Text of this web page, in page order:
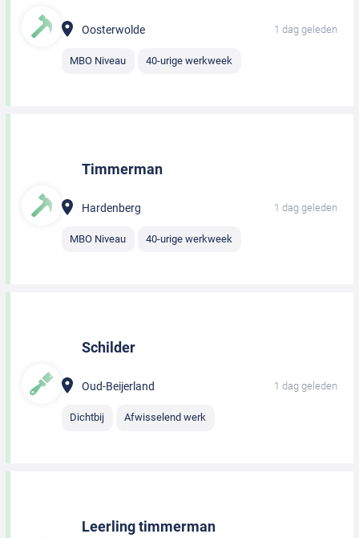
Oosterwolde 1 dag geleden
MBO Niveau 40-urige werkweek
Timmerman
Hardenberg 1 dag geleden
MBO Niveau 40-urige werkweek
Schilder
Oud-Beijerland 1 dag geleden
Dichtbij Afwisselend werk
Leerling timmerman